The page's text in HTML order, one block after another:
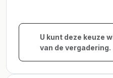
U kunt deze keuze
van de vergadering.